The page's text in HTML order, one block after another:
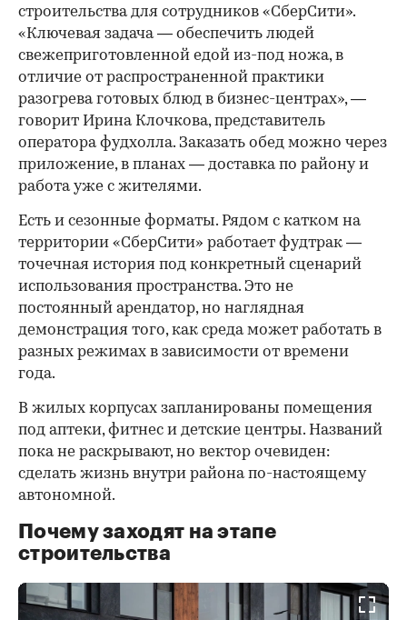
строительства для сотрудников «СберСити».
«Ключевая задача — обеспечить людей
свежеприготовленной едой из-под ножа, в
отличие от распространенной практики
разогрева готовых блюд в бизнес-центрах», —
говорит Ирина Клочкова, представитель
оператора фудхолла. Заказать обед можно через
приложение, в планах — доставка по району и
работа уже с жителями.
Есть и сезонные форматы. Рядом с катком на
территории «СберСити» работает фудтрак —
точечная история под конкретный сценарий
использования пространства. Это не
постоянный арендатор, но наглядная
демонстрация того, как среда может работать в
разных режимах в зависимости от времени
года.
В жилых корпусах запланированы помещения
под аптеки, фитнес и детские центры. Названий
пока не раскрывают, но вектор очевиден:
сделать жизнь внутри района по-настоящему
автономной.
Почему заходят на этапе
строительства